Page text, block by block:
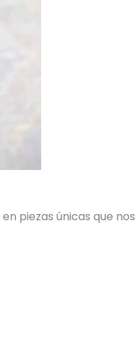
piezas únicas que nos